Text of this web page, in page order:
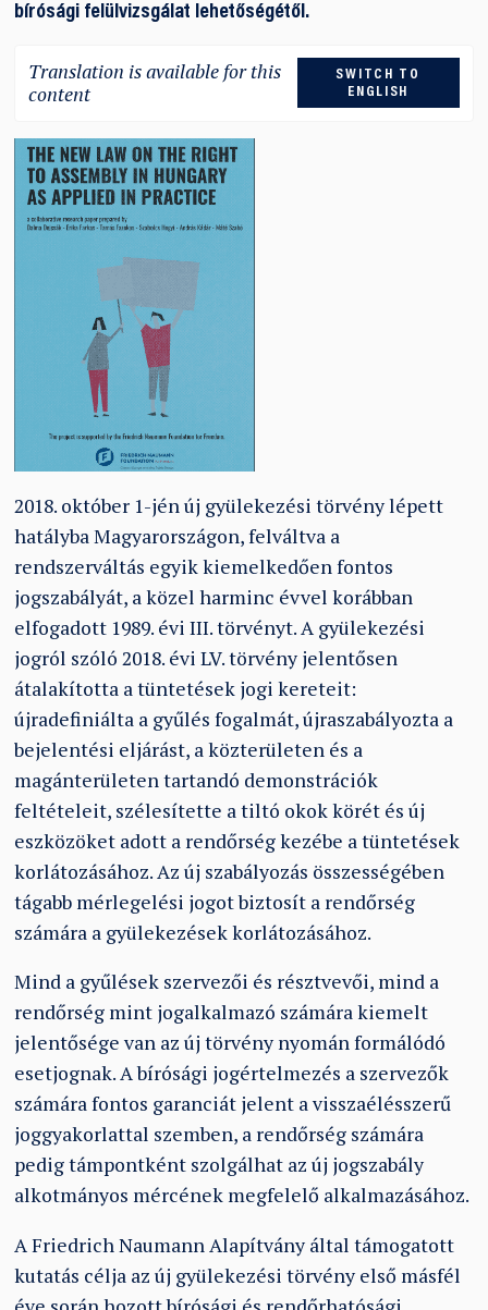
bírósági felülvizsgálat lehetőségétől.
Translation is available for this
content
SWITCH TO
ENGLISH
2018. október 1-jén új gyülekezési törvény lépett
hatályba Magyarországon, felváltva a
rendszerváltás egyik kiemelkedően fontos
jogszabályát, a közel harminc évvel korábban
elfogadott 1989. évi III. törvényt. A gyülekezési
jogról szóló 2018. évi LV. törvény jelentősen
átalakította a tüntetések jogi kereteit:
újradefiniálta a gyűlés fogalmát, újraszabályozta a
bejelentési eljárást, a közterületen és a
magánterületen tartandó demonstrációk
feltételeit, szélesítette a tiltó okok körét és új
eszközöket adott a rendőrség kezébe a tüntetések
korlátozásához. Az új szabályozás összességében
tágabb mérlegelési jogot biztosít a rendőrség
számára a gyülekezések korlátozásához.
Mind a gyűlések szervezői és résztvevői, mind a
rendőrség mint jogalkalmazó számára kiemelt
jelentősége van az új törvény nyomán formálódó
esetjognak. A bírósági jogértelmezés a szervezők
számára fontos garanciát jelent a visszaélésszerű
joggyakorlattal szemben, a rendőrség számára
pedig támpontként szolgálhat az új jogszabály
alkotmányos mércének megfelelő alkalmazásához.
A Friedrich Naumann Alapítvány által támogatott
kutatás célja az új gyülekezési törvény első másfél